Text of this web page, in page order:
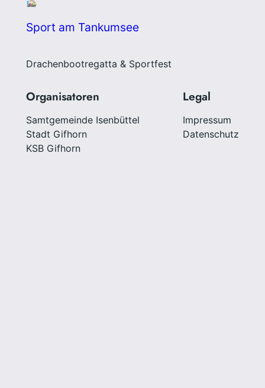
Sport am Tankumsee
Drachenbootregatta & Sportfest
Organisatoren
Samtgemeinde Isenbüttel
Stadt Gifhorn
KSB Gifhorn
Legal
Impressum
Datenschutz